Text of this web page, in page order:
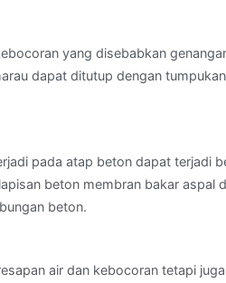
yang disebabkan
dapat ditutup dengan tumpukan
pada atap beton dapat terjadi
beton membran bakar aspal
beton.
air dan kebocoran tetapi